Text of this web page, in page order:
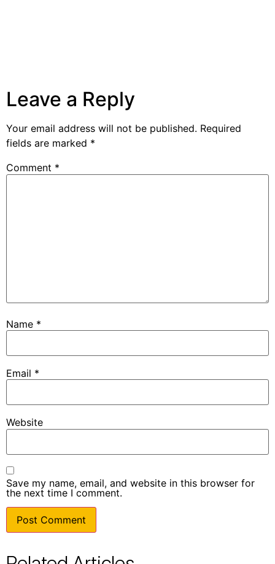
Leave a Reply
Your email address will not be published. Required
fields are marked *
Comment *
Name *
Email *
Website
Save my name, email, and website in this browser for
the next time I comment.